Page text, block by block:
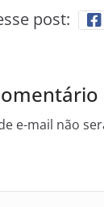
post:
e-mail não